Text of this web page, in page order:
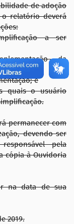
de adoção
relatório deverá
a ser
da
e
quais o usuário
permanecer com
devendo ser
pela
cópia à Ouvidoria
na data de sua
2019.